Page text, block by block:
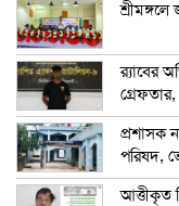
র‍্যাবের
প্রশাসক
পরিষদ,
আত্তীকৃত